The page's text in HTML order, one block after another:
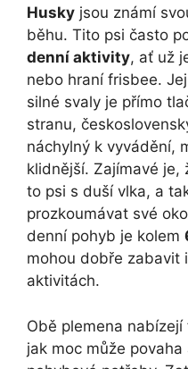
Husky jsou známí
běhu. Tito psi často
denní aktivity, ať už
nebo hraní frisbee.
silné svaly je přímo
stranu,
náchylný k vyvádění,
klidnější. Zajímavé je,
to psi s duší vlka, a
prozkoumávat své
denní pohyb je kolem
mohou dobře zabavit
aktivitách.
Obě plemena
jak moc může